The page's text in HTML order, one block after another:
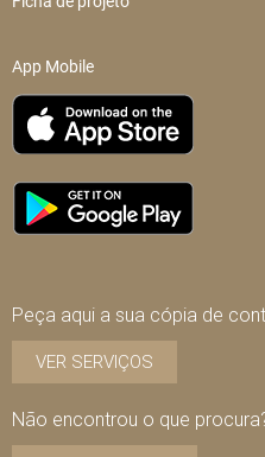
App Mobile
Peça aqui a sua cópia de
VER SERVIÇOS
Não encontrou o que